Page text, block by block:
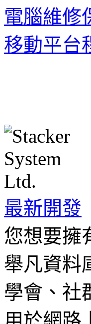
電腦維修
移動平台
最新開發
您想要擁
舉凡資料
學會、社